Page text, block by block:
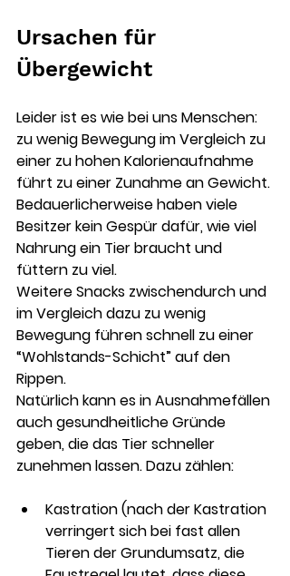
Ursachen für
Übergewicht
Leider ist es wie bei uns Menschen:
zu wenig Bewegung im Vergleich zu
einer zu hohen Kalorienaufnahme
führt zu einer Zunahme an Gewicht.
Bedauerlicherweise haben viele
Besitzer kein Gespür dafür, wie viel
Nahrung ein Tier braucht und
füttern zu viel.
Weitere Snacks zwischendurch und
im Vergleich dazu zu wenig
Bewegung führen schnell zu einer
“Wohlstands-Schicht” auf den
Rippen.
Natürlich kann es in Ausnahmefällen
auch gesundheitliche Gründe
geben, die das Tier schneller
zunehmen lassen. Dazu zählen:
Kastration (nach der Kastration
verringert sich bei fast allen
Tieren der Grundumsatz, die